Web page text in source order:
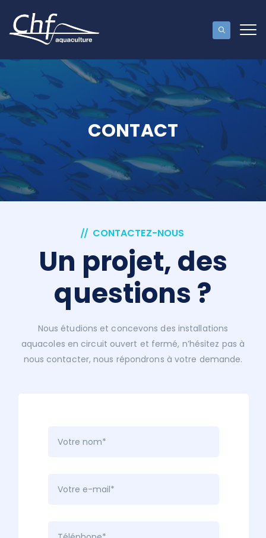
CONTACT
CONTACTEZ-NOUS
Un projet, des
questions ?
Nous étudions et concevons des installations
aquacoles en circuit ouvert et fermé, n’hésitez pas à
nous contacter, nous répondrons à votre demande.